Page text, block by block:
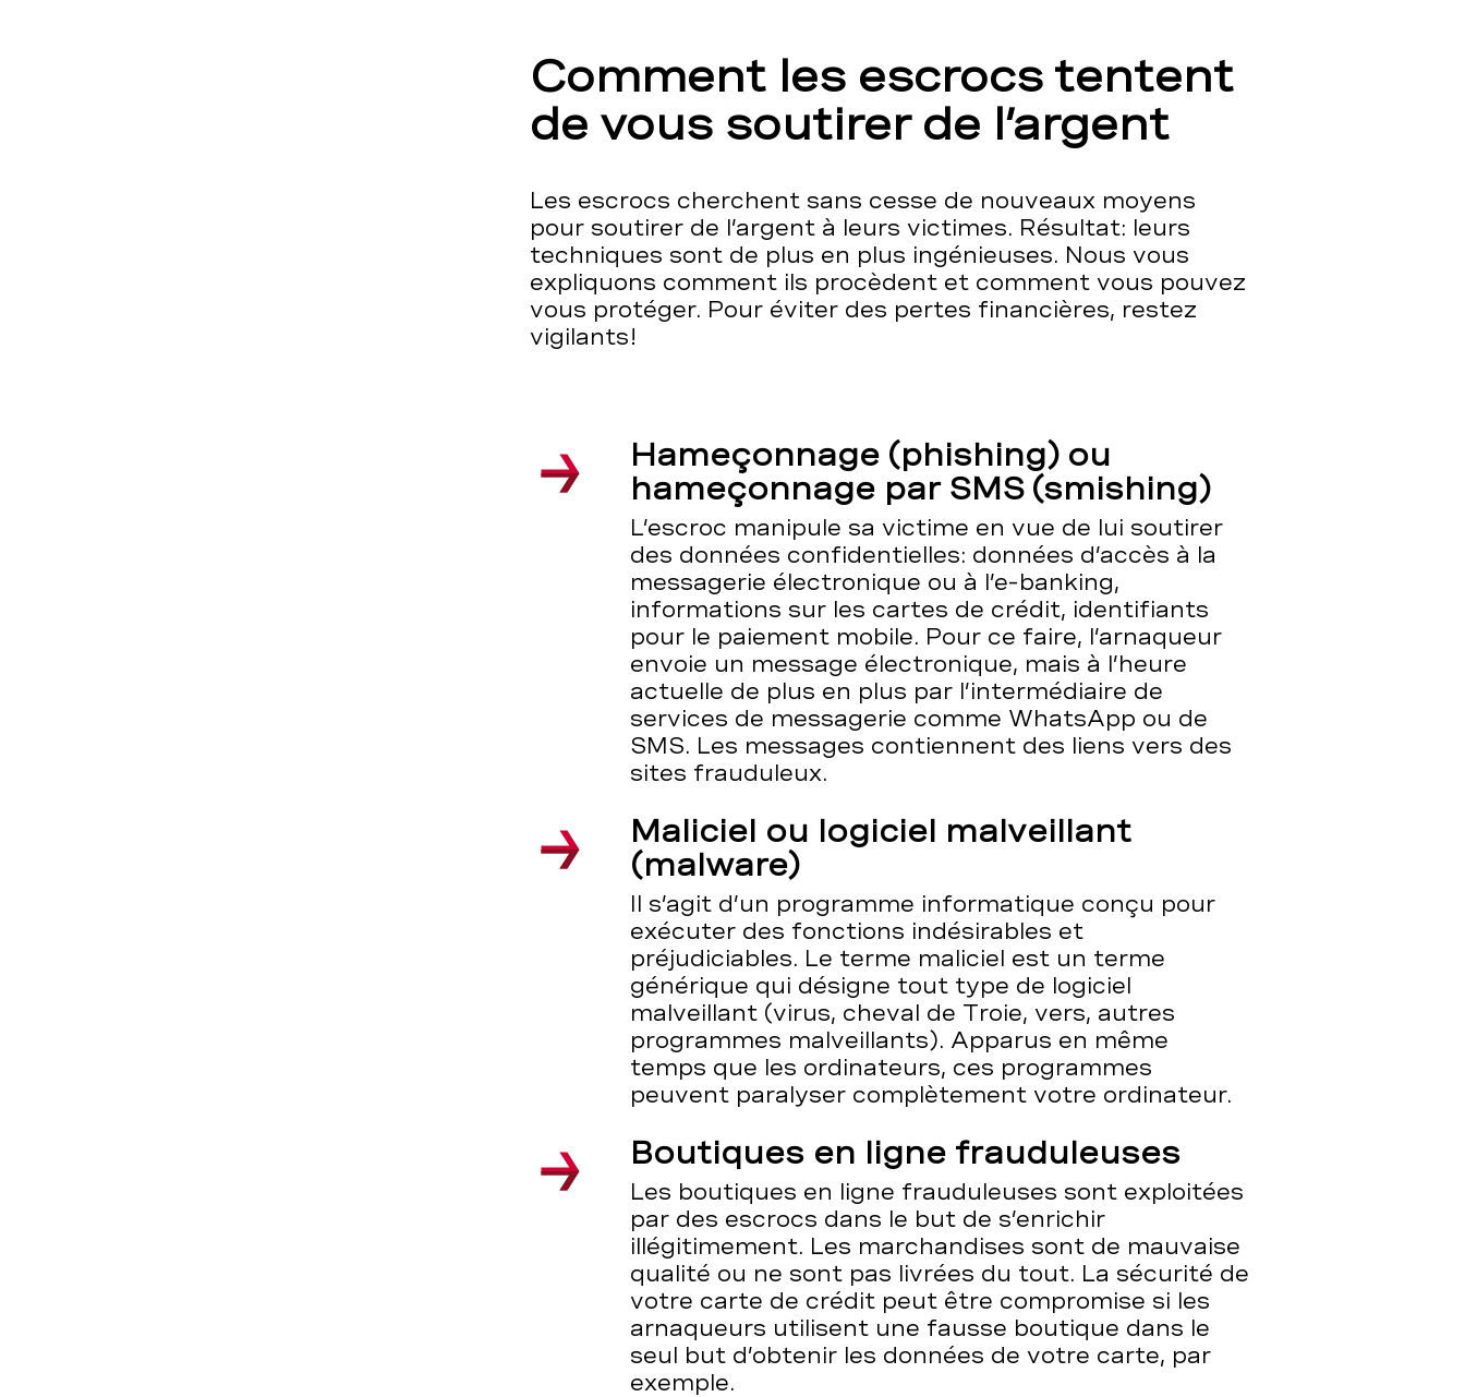
Comment les escrocs tentent
de vous soutirer de l’argent
Les escrocs cherchent sans cesse de nouveaux moyens
pour soutirer de l’argent à leurs victimes. Résultat: leurs
techniques sont de plus en plus ingénieuses. Nous vous
expliquons comment ils procèdent et comment vous pouvez
vous protéger. Pour éviter des pertes financières, restez
vigilants!
Hameçonnage (phishing) ou
hameçonnage par SMS (smishing)
L’escroc manipule sa victime en vue de lui soutirer
des données confidentielles: données d’accès à la
messagerie électronique ou à l’e-banking,
informations sur les cartes de crédit, identifiants
pour le paiement mobile. Pour ce faire, l’arnaqueur
envoie un message électronique, mais à l’heure
actuelle de plus en plus par l’intermédiaire de
services de messagerie comme WhatsApp ou de
SMS. Les messages contiennent des liens vers des
sites frauduleux.
Maliciel ou logiciel malveillant
(malware)
Il s’agit d’un programme informatique conçu pour
exécuter des fonctions indésirables et
préjudiciables. Le terme maliciel est un terme
générique qui désigne tout type de logiciel
malveillant (virus, cheval de Troie, vers, autres
programmes malveillants). Apparus en même
temps que les ordinateurs, ces programmes
peuvent paralyser complètement votre ordinateur.
Boutiques en ligne frauduleuses
Les boutiques en ligne frauduleuses sont exploitées
par des escrocs dans le but de s’enrichir
illégitimement. Les marchandises sont de mauvaise
qualité ou ne sont pas livrées du tout. La sécurité de
votre carte de crédit peut être compromise si les
arnaqueurs utilisent une fausse boutique dans le
seul but d’obtenir les données de votre carte, par
exemple.